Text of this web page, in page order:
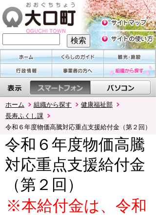
ホーム 組織から探す
健康福祉部
長寿ふくし課
令和６年度物価高騰対応重点支援給付金（第２回）
令和６年度物価高騰
対応重点支援給付金
（第２回）
※本給付金は、令和